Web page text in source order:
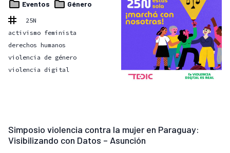
Eventos
Género
25N
activismo feminista
derechos humanos
violencia de género
violencia digital
Simposio violencia contra la mujer en Paraguay:
Visibilizando con Datos – Asunción